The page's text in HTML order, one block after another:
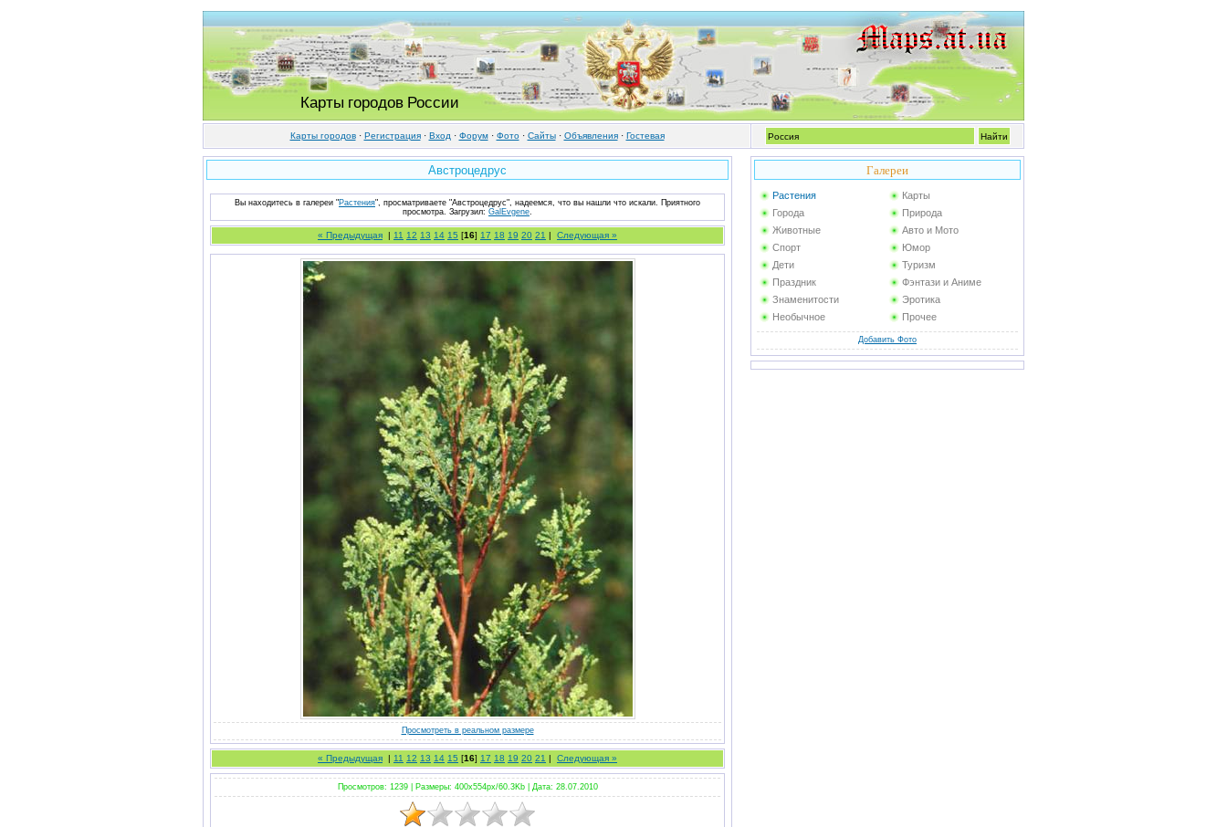
Карты городов России
Карты городов· Регистрация· Вход · Форум· Фото· Cайты· Объявления· Гостевая
Австроцедрус
Вы находитесь в галереи "Растения", просматриваете "Австроцедрус", надеемся, что вы нашли что искали. Приятного
просмотра. Загрузил: GalEvgene.
« Предыдущая | 11 12 13 14 15 [16] 17 18 19 20 21 | Следующая »
Просмотреть в реальном размере
« Предыдущая | 11 12 13 14 15 [16] 17 18 19 20 21 | Следующая »
Просмотров: 1239 | Размеры: 400x554px/60.3Kb | Дата: 28.07.2010
Галереи
Растения
Карты
Города
Природа
Животные
Авто и Мото
Спорт
Юмор
Дети
Туризм
Праздник
Фэнтази и Аниме
Знаменитости
Эротика
Необычное
Прочее
Добавить Фото